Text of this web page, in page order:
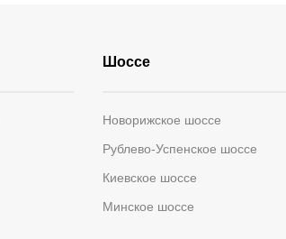
Шоссе
Новорижское шоссе
Рублево-Успенское шоссе
Киевское шоссе
Минское шоссе